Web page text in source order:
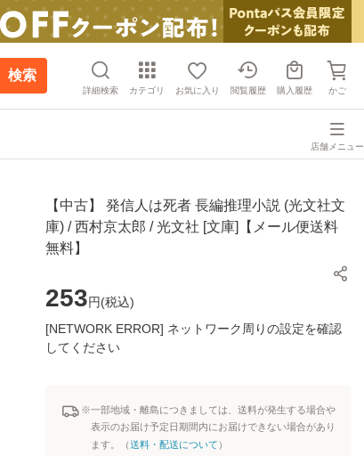
検索
詳細検索 カテゴリ お気に入り 閲覧履歴 購入履歴 かご
店舗メニュー
【中古】 発信人は死者 長編推理小説 (光文社文
庫) / 西村京太郎 / 光文社 [文庫]【メール便送料
無料】
253円(税込)
[NETWORK ERROR] ネットワーク周りの設定を確認
してください
※一部地域・離島につきましては、送料が発生する場合や
表示のお届け予定日期間内にお届けできない場合があり
ます。（送料・配送について ）